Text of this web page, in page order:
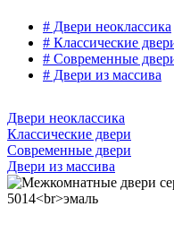
# Двери неоклассика
# Классические
# Современные
# Двери из массива
Двери неоклассика
Классические двери
Современные двери
Двери из массива